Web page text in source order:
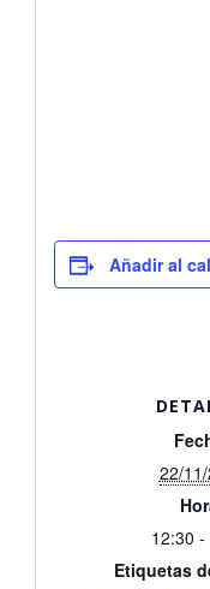
Añadir al
22/
12:30 -
Etiquetas